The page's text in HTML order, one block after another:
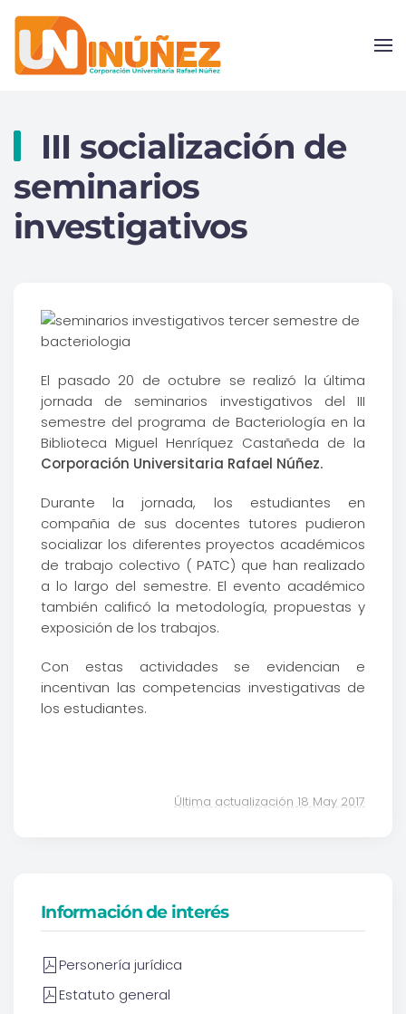
Skip to main content
III socialización de
seminarios
investigativos
El pasado 20 de octubre se realizó la última
jornada de seminarios investigativos del III
semestre del programa de Bacteriología en la
Biblioteca Miguel Henríquez Castañeda de la
Corporación Universitaria Rafael Núñez.
Durante la jornada, los estudiantes en
compañia de sus docentes tutores pudieron
socializar los diferentes proyectos académicos
de trabajo colectivo ( PATC) que han realizado
a lo largo del semestre. El evento académico
también calificó la metodología, propuestas y
exposición de los trabajos.
Con estas actividades se evidencian e
incentivan las competencias investigativas de
los estudiantes.
Última actualización 18 May 2017
Información de interés
Personería jurídica
Estatuto general